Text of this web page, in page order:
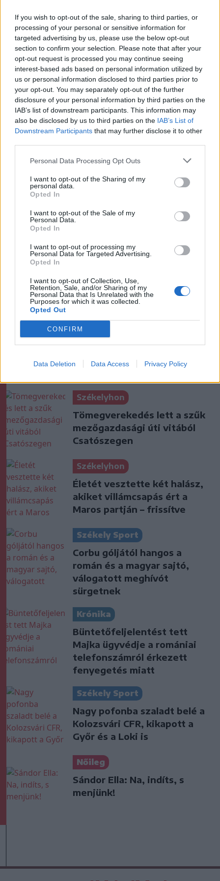
If you wish to opt-out of the sale, sharing to third parties, or
processing of your personal or sensitive information for
targeted advertising by us, please use the below opt-out
section to confirm your selection. Please note that after your
opt-out request is processed you may continue seeing
interest-based ads based on personal information utilized by
us or personal information disclosed to third parties prior to
your opt-out. You may separately opt-out of the further
disclosure of your personal information by third parties on the
IAB’s list of downstream participants. This information may
also be disclosed by us to third parties on the IAB’s List of
Downstream Participants that may further disclose it to other
Personal Data Processing Opt Outs
I want to opt-out of the Sharing of my
personal data.
Opted In
I want to opt-out of the Sale of my
Personal Data.
Opted In
I want to opt-out of processing my
Personal Data for Targeted Advertising.
Opted In
I want to opt-out of Collection, Use,
Retention, Sale, and/or Sharing of my
Personal Data that Is Unrelated with the
Purposes for which it was collected.
Opted Out
CONFIRM
Data Deletion Data Access Privacy Policy
Bóka János.
A felszólalók sorában ült Valentin Stan
történész, politikai elemző is, aki nemcsak
fontosnak, hanem egyedülállónak is
nevezte Magyarország szerepét a
nemzetközi helyzetben.
Külföld Politika Tusványos 2024
szóljon hozzá!
Ezek is érdekelhetik
Székelyhon
Tömegverekedés lett a szűk
mezőgazdasági úti vitából
Csatószegen
Székelyhon
Életét vesztette két halász,
akiket villámcsapás ért a
Maros partján – frissítve
Székely Sport
Corbu góljától hangos a
román és a magyar sajtó,
válogatott meghívót
sürgetnek
Krónika
Büntetőfeljelentést tett
Majka ügyvédje a romániai
telefonszámról érkezett
fenyegetés miatt
Székely Sport
Nagy pofonba szaladt belé a
Kolozsvári CFR, kikapott a
Győr és a Loki is
Nőileg
Sándor Ella: Na, indíts, s
menjünk!